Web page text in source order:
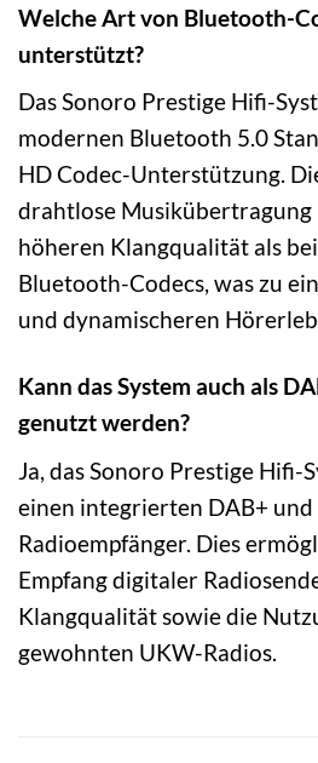
Welche Art von Bluetooth-
unterstützt?
Das Sonoro Prestige Hifi-
modernen Bluetooth 5.0
HD Codec-Unterstützung.
drahtlose
höheren Klangqualität als
Bluetooth-Codecs, was zu
und dynamischeren
Kann das System auch als
genutzt werden?
Ja, das Sonoro Prestige Hifi-
einen integrierten DAB+ und
Radioempfänger. Dies
Empfang digitaler
Klangqualität sowie die
gewohnten UKW-Radios.